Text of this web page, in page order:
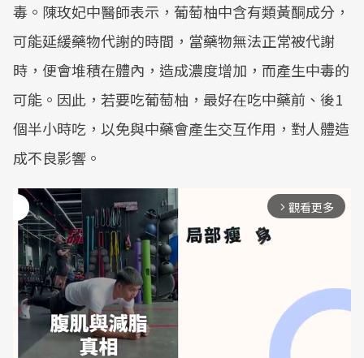
毒。陳玫妃中醫師表示，葡萄柚中含有類黃酮成分，
可能延緩藥物代謝的時間，當藥物無法正常被代謝
時，便會堆積在體內，造成濃度增加，而產生中毒的
可能。因此，若要吃葡萄柚，最好在吃中藥前、後1
個半小時吃，以免與中藥會產生交互作用，對人體造
成不良影響。
arrow_forward_ios 觀看更多